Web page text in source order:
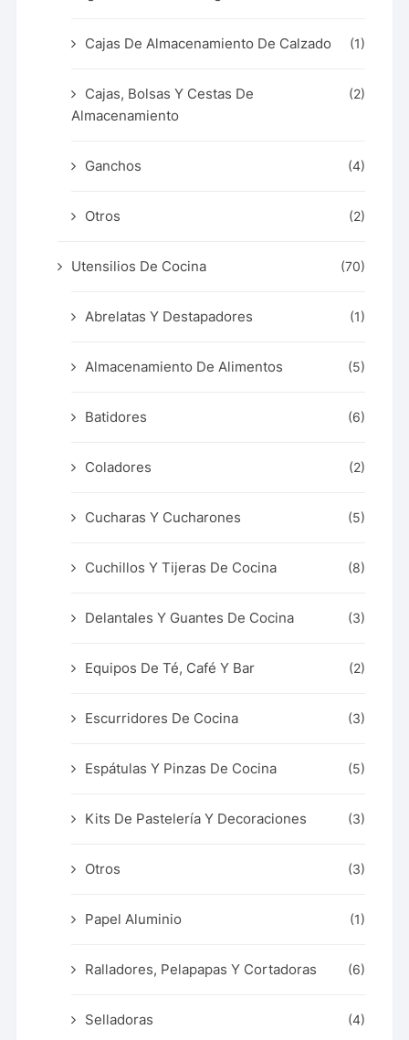
Cajas De Almacenamiento De Calzado (1)
Cajas, Bolsas Y Cestas De
Almacenamiento
(2)
Ganchos (4)
Otros (2)
Utensilios De Cocina (70)
Abrelatas Y Destapadores (1)
Almacenamiento De Alimentos (5)
Batidores (6)
Coladores (2)
Cucharas Y Cucharones (5)
Cuchillos Y Tijeras De Cocina (8)
Delantales Y Guantes De Cocina (3)
Equipos De Té, Café Y Bar (2)
Escurridores De Cocina (3)
Espátulas Y Pinzas De Cocina (5)
Kits De Pastelería Y Decoraciones (3)
Otros (3)
Papel Aluminio (1)
Ralladores, Pelapapas Y Cortadoras (6)
Selladoras (4)